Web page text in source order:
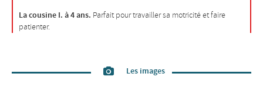
La cousine I. à 4 ans. Parfait pour travailler sa motricité et faire
patienter.
Les images